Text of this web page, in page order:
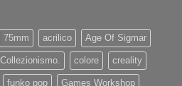
75mm acrilico Age Of Sigmar
Collezionismo. colore creality
funko pop Games Workshop